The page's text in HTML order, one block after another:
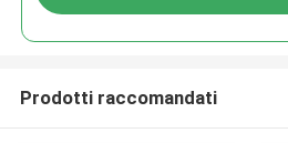
Prodotti raccomandati